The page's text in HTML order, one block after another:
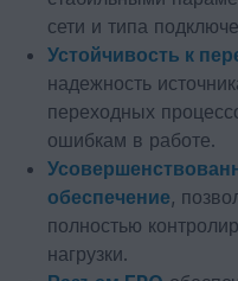
сети и типа
Устойчивость к
надежность
переходных
ошибкам в работе.
обеспечение,
полностью
нагрузки.